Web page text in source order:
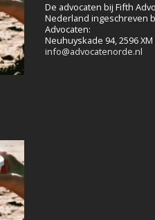
De advocaten bij Fifth
Nederland ingeschreven
Advocaten:
Neuhuyskade 94, 2596
info@advocatenorde.nl